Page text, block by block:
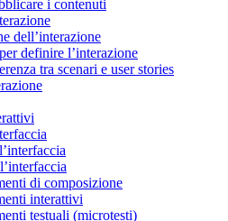
i contenuti
dell’interazione
definire l’interazione
tra scenari e user stories
di composizione
interattivi
testuali (microtesti)